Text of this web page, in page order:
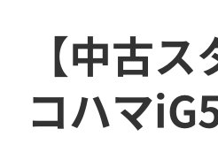
【中古
コハマ